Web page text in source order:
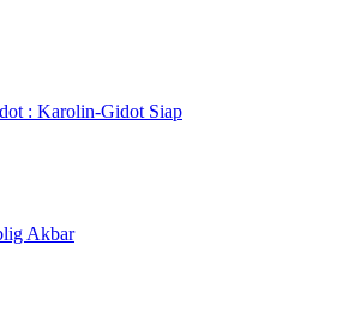
: Karolin-Gidot Siap
Akbar